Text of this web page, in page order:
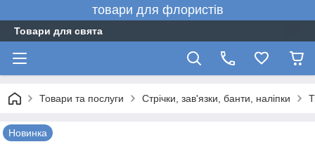
товари для флористів
Товари для свята
Товари та послуги Стрічки, зав'язки, банти, наліпки
Новинка